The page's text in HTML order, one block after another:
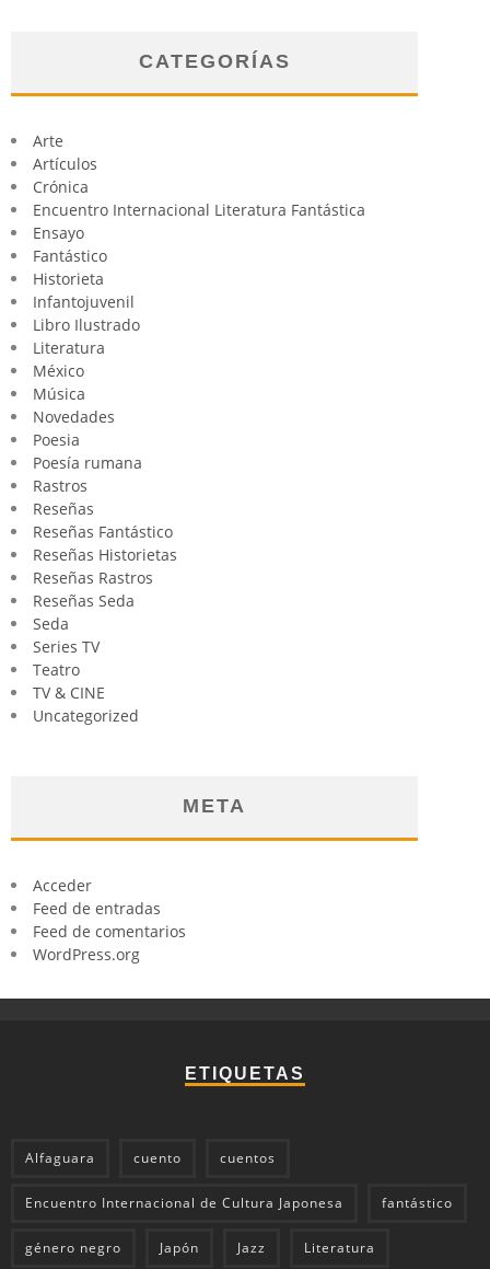
CATEGORÍAS
Arte
Artículos
Crónica
Encuentro Internacional Literatura Fantástica
Ensayo
Fantástico
Historieta
Infantojuvenil
Libro Ilustrado
Literatura
México
Música
Novedades
Poesia
Poesía rumana
Rastros
Reseñas
Reseñas Fantástico
Reseñas Historietas
Reseñas Rastros
Reseñas Seda
Seda
Series TV
Teatro
TV & CINE
Uncategorized
META
Acceder
Feed de entradas
Feed de comentarios
WordPress.org
ETIQUETAS
Alfaguara cuento cuentos
Encuentro Internacional de Cultura Japonesa fantástico
género negro Japón Jazz Literatura